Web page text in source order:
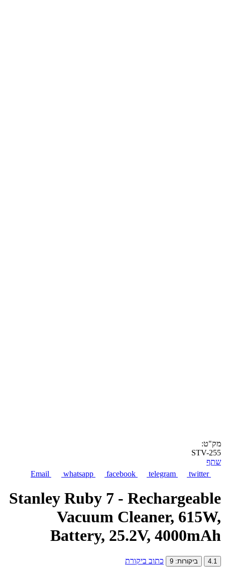
מק"ט:
STV-255
שתף
Email
whatsapp facebook telegram twitter
Stanley Ruby 7 - Rechargeable
Vacuum Cleaner, 615W,
Battery, 25.2V, 4000mAh
4.1 ביקורות: 9
כתוב ביקורת